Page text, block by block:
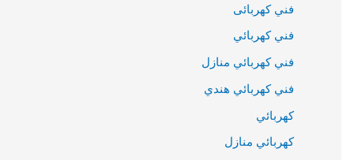
فني كهربائى
فني كهربائي
فني كهربائي منازل
فني كهربائي هندي
كهربائي
كهربائي منازل